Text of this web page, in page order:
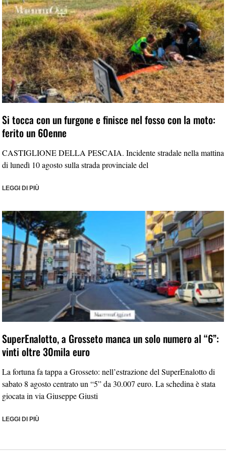
Si tocca con un furgone e finisce nel fosso con la moto:
ferito un 60enne
CASTIGLIONE DELLA PESCAIA. Incidente stradale nella mattina
di lunedì 10 agosto sulla strada provinciale del
LEGGI DI PIÙ
SuperEnalotto, a Grosseto manca un solo numero al “6”:
vinti oltre 30mila euro
La fortuna fa tappa a Grosseto: nell’estrazione del SuperEnalotto di
sabato 8 agosto centrato un “5” da 30.007 euro. La schedina è stata
giocata in via Giuseppe Giusti
LEGGI DI PIÙ